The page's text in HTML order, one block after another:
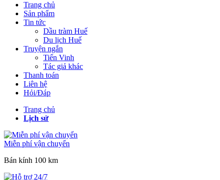
Trang chủ
Sản phẩm
Tin tức
Dầu tràm Huế
Du lịch Huế
Truyện ngắn
Tiến Vinh
Tác giả khác
Thanh toán
Liên hệ
Hỏi/Đáp
Trang chủ
Lịch sử
Miễn phí vận chuyển
Bán kính 100 km